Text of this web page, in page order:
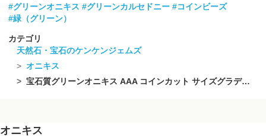
#グリーンオニキス #グリーンカルセドニー #コインビーズ
#緑（グリーン）
カテゴリ
天然石・宝石のケンケンジェムズ
オニキス
宝石質グリーンオニキス AAA コインカット サイズグラデーション 1連(約18cm)
オニキス